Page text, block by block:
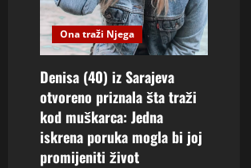
Ona traži Njega
Denisa (40) iz Sarajeva
otvoreno priznala šta traži
kod muškarca: Jedna
iskrena poruka mogla bi joj
promijeniti život